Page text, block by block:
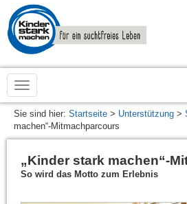
zur
Startseite
www.kinderstarkmachen.de
Sie sind hier: Startseite > Unterstützung >
machen“-Mitmachparcours
„Kinder stark machen“-
So wird das Motto zum Erlebnis